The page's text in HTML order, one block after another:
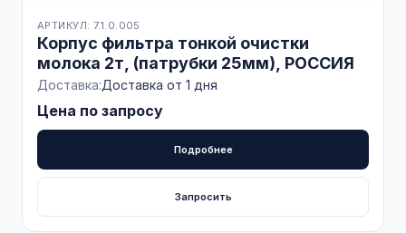
АРТИКУЛ: 7.1.0.005
Корпус фильтра тонкой очистки
молока 2т, (патрубки 25мм), РОССИЯ
Доставка:Доставка от 1 дня
Цена по запросу
Подробнее
Запросить